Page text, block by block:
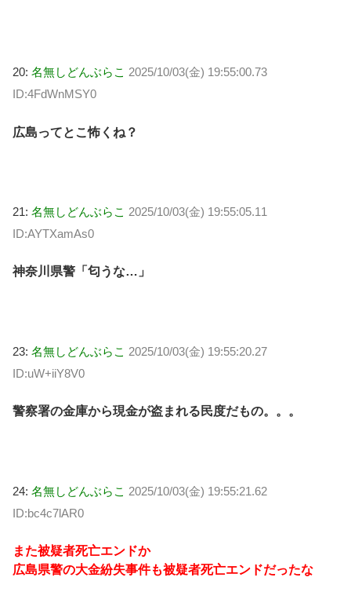
20: 名無しどんぶらこ 2025/10/03(金) 19:55:00.73
ID:4FdWnMSY0
広島ってとこ怖くね？
21: 名無しどんぶらこ 2025/10/03(金) 19:55:05.11
ID:AYTXamAs0
神奈川県警「匂うな…」
23: 名無しどんぶらこ 2025/10/03(金) 19:55:20.27
ID:uW+iiY8V0
警察署の金庫から現金が盗まれる民度だもの。。。
24: 名無しどんぶらこ 2025/10/03(金) 19:55:21.62
ID:bc4c7lAR0
また被疑者死亡エンドか
広島県警の大金紛失事件も被疑者死亡エンドだったな